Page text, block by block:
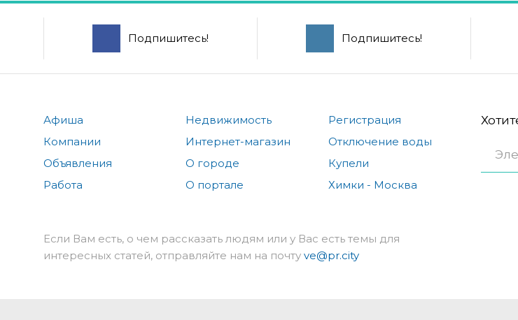
Подпишитесь! Подпишитесь!
Афиша
Компании
Объявления
Работа
Недвижимость
Интернет-магазин
О городе
О портале
Регистрация
Отключение воды
Купели
Химки - Москва
Если Вам есть, о чем рассказать людям или у Вас есть темы для
интересных статей, отправляйте нам на почту ve@pr.city